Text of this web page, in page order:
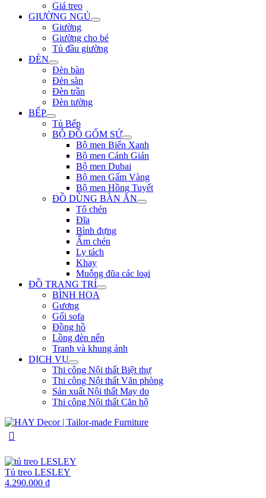
Giá treo
GIƯỜNG NGỦ
Giường
Giường cho bé
Tủ đầu giường
ĐÈN
Đèn bàn
Đèn sàn
Đèn trần
Đèn tường
BẾP
Tủ Bếp
BỘ ĐỒ GỐM SỨ
Bộ men Biển Xanh
Bộ men Cánh Gián
Bộ men Dubai
Bộ men Gấm Vàng
Bộ men Hồng Tuyết
ĐỒ DÙNG BÀN ĂN
Tô chén
Đĩa
Bình đựng
Ấm chén
Ly tách
Khay
Muỗng đũa các loại
ĐỒ TRANG TRÍ
BÌNH HOA
Gương
Gối sofa
Đồng hồ
Lồng đèn nến
Tranh và khung ảnh
DỊCH VỤ
Thi công Nội thất Biệt thự
Thi công Nội thất Văn phòng
Sản xuất Nội thất May do
Thi công Nội thất Căn hộ
Tủ treo LESLEY
4.290.000 ₫